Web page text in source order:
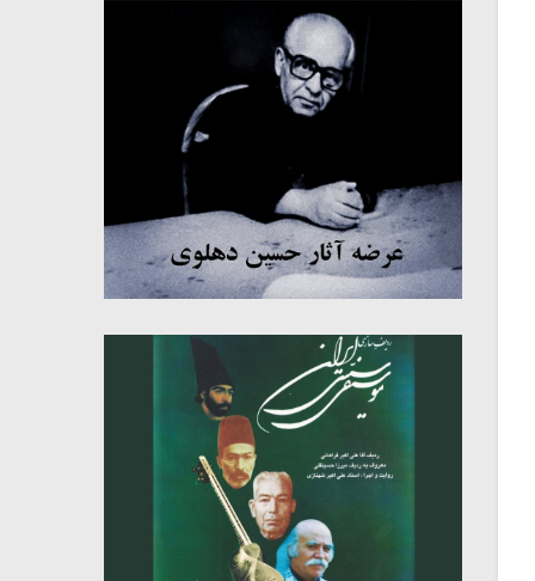
میکلوش روژا